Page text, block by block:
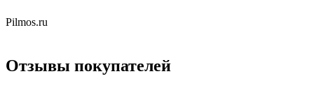
Pilmos.ru
Отзывы покупателей